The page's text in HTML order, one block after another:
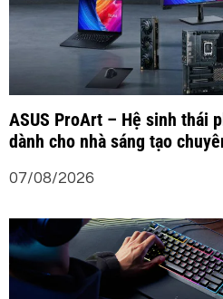
n
g
b
à
v
i
ASUS ProArt – Hệ sinh thái
dành cho nhà sáng tạo
07/08/2026